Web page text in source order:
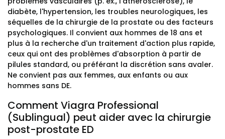
diabète, l'hypertension, les troubles neurologiques, les
séquelles de la chirurgie de la prostate ou des facteurs
psychologiques. Il convient aux hommes de 18 ans et
plus à la recherche d'un traitement d'action plus rapide,
ceux qui ont des problèmes d'absorption à partir de
pilules standard, ou préférant la discrétion sans avaler.
Ne convient pas aux femmes, aux enfants ou aux
hommes sans DE.
Comment Viagra Professional
(Sublingual) peut aider avec la chirurgie
post-prostate ED